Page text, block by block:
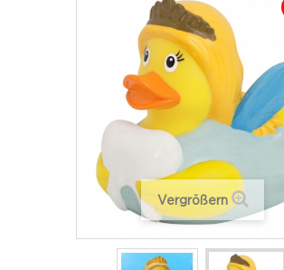
Vergrößern